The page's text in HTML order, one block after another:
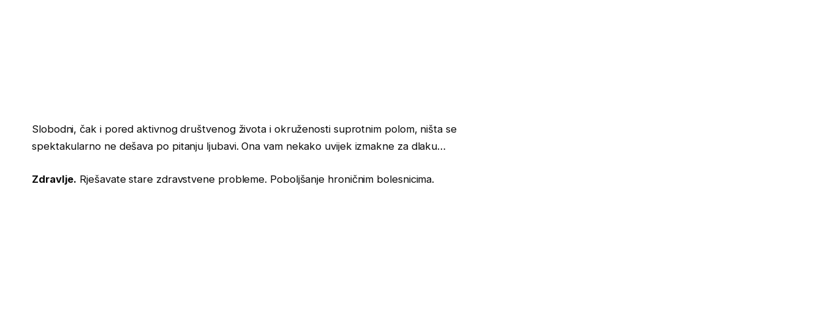
Slobodni, čak i pored aktivnog društvenog života i okruženosti suprotnim polom, ništa se
spektakularno ne dešava po pitanju ljubavi. Ona vam nekako uvijek izmakne za dlaku…
Zdravlje. Rješavate stare zdravstvene probleme. Poboljšanje hroničnim bolesnicima.